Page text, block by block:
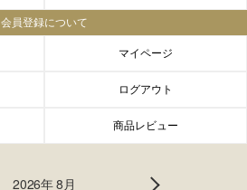
会員登録について
マイページ
ログアウト
商品レビュー